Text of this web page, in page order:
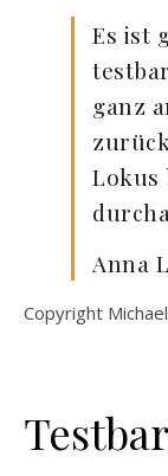
Es ist
ganz
Lokus
Anna
Copyright